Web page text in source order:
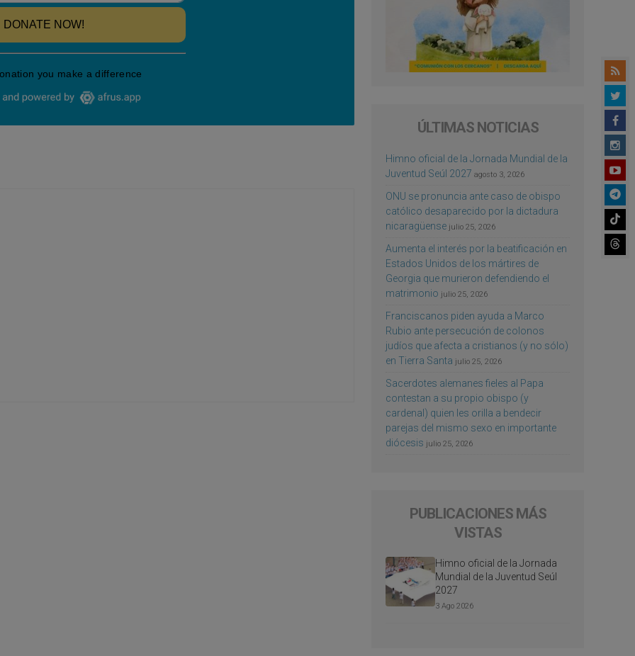
ÚLTIMAS NOTICIAS
Himno oficial de la Jornada Mundial de la
Juventud Seúl 2027 agosto 3, 2026
ONU se pronuncia ante caso de obispo
católico desaparecido por la dictadura
nicaragüense julio 25, 2026
Aumenta el interés por la beatificación en
Estados Unidos de los mártires de
Georgia que murieron defendiendo el
matrimonio julio 25, 2026
Franciscanos piden ayuda a Marco
Rubio ante persecución de colonos
judíos que afecta a cristianos (y no sólo)
en Tierra Santa julio 25, 2026
Sacerdotes alemanes fieles al Papa
contestan a su propio obispo (y
cardenal) quien les orilla a bendecir
parejas del mismo sexo en importante
diócesis julio 25, 2026
PUBLICACIONES MÁS
VISTAS
Himno oficial de la Jornada
Mundial de la Juventud Seúl
2027
3 Ago 2026